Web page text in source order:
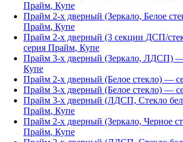
Прайм, Купе
Прайм 2-х дверный (Зеркало, Белое
Прайм, Купе
Прайм 2-х дверный (3 секции ДСП/
серия Прайм, Купе
Прайм 3-х дверный (Зеркало, ЛДСП) —
Купе
Прайм 2-х дверный (Белое стекло) —
Прайм 3-х дверный (Белое стекло) —
Прайм 3-х дверный (ЛДСП, Стекло
Прайм, Купе
Прайм 2-х дверный (Зеркало, Черное
Прайм, Купе